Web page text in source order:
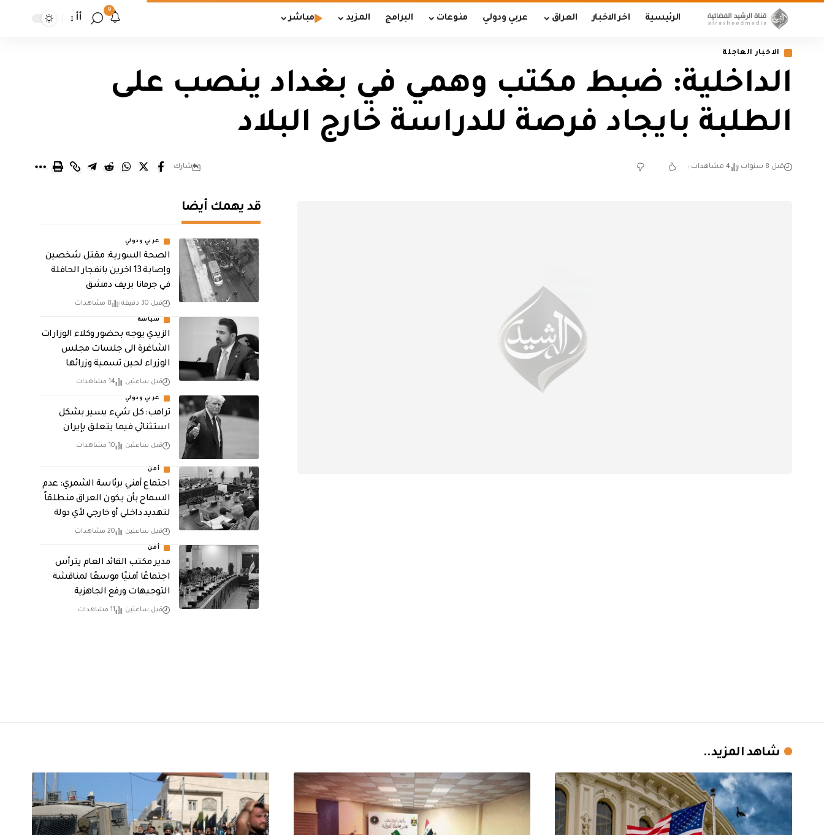
الرئيسية اخر الاخبار العراق عربي ودولي منوعات البرامج المزيد مباشر
9
أأ
الاخبار العاجلة
الداخلية: ضبط مكتب وهمي في بغداد ينصب على
الطلبة بايجاد فرصة للدراسة خارج البلاد
قبل 8 سنوات 4 مشاهدات شارك
قد يهمك أيضا
عربي ودولي
الصحة السورية: مقتل شخصين
وإصابة 13 اخرين بانفجار الحافلة
في جرمانا بريف دمشق
قبل 30 دقيقة 8 مشاهدات
سياسة
الزيدي يوجه بحضور وكلاء الوزارات
الشاغرة الى جلسات مجلس
الوزراء لحين تسمية وزرائها
قبل ساعتين 14 مشاهدات
عربي ودولي
ترامب: كل شيء يسير بشكل
استثنائي فيما يتعلق بإيران
قبل ساعتين 10 مشاهدات
أمن
اجتماع أمني برئاسة الشمري: عدم
السماح بأن يكون العراق منطلقاً
لتهديد داخلي أو خارجي لأي دولة
قبل ساعتين 20 مشاهدات
أمن
مدير مكتب القائد العام يترأس
اجتماعًا أمنيًا موسعًا لمناقشة
التوجيهات ورفع الجاهزية
قبل ساعتين 11 مشاهدات
شاهد المزيد..